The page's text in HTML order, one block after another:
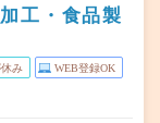
工・食品製
み WEB登録OK